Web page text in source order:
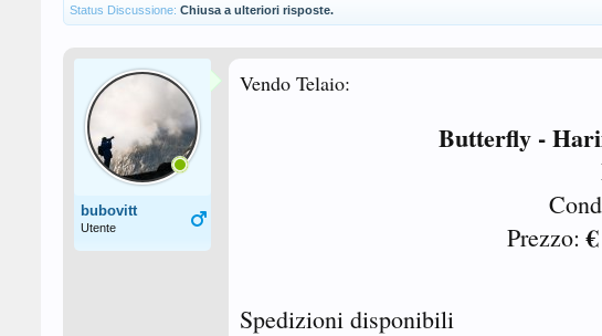
Status Discussione: Chiusa a ulteriori risposte.
bubovitt
Utente
Vendo Telaio:
Butterfly -
Prezzo:
Spedizioni disponibili